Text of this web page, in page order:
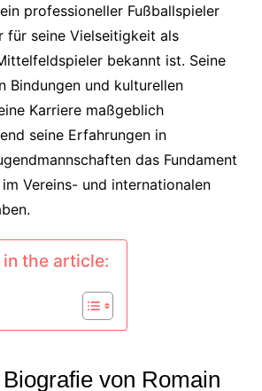
professioneller Fußballspieler
für seine Vielseitigkeit als
bekannt ist. Seine
Bindungen und kulturellen
Karriere maßgeblich
seine Erfahrungen in
das Fundament
Vereins- und internationalen
the article:
von Romain